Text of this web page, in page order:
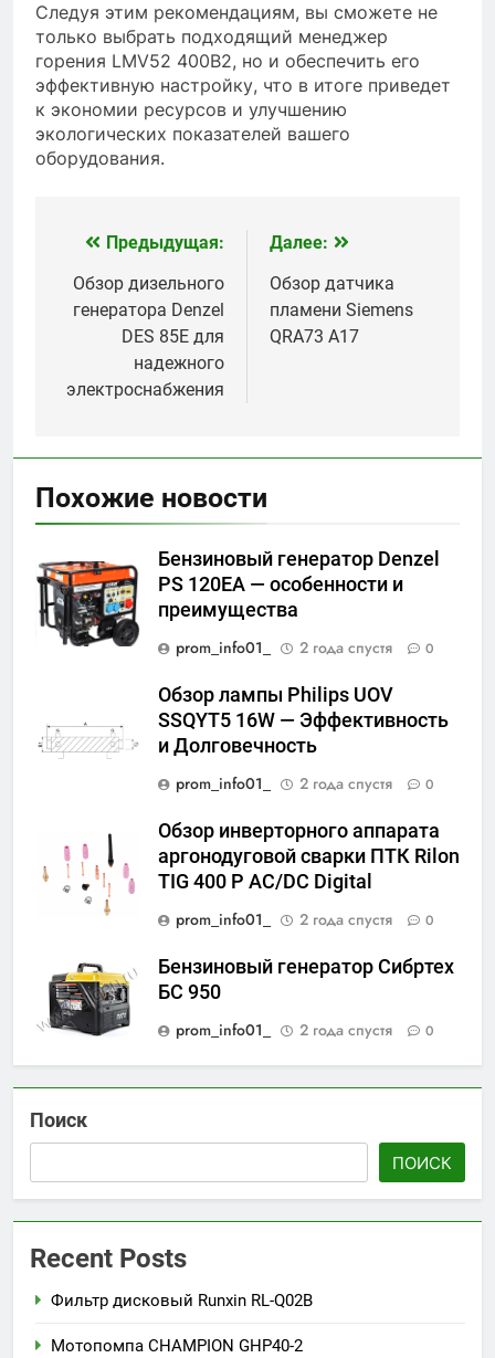
Следуя этим рекомендациям, вы сможете не
только выбрать подходящий менеджер
горения LMV52 400B2, но и обеспечить его
эффективную настройку, что в итоге приведет
к экономии ресурсов и улучшению
экологических показателей вашего
оборудования.
Навигация
по
записям
Предыдущая:
Обзор дизельного
генератора Denzel
DES 85E для
надежного
электроснабжения
Далее:
Обзор датчика
пламени Siemens
QRA73 A17
Похожие новости
Бензиновый генератор Denzel
PS 120EA — особенности и
преимущества
prom_info01_
2 года спустя 0
Обзор лампы Philips UOV
SSQYT5 16W — Эффективность
и Долговечность
prom_info01_
2 года спустя 0
Обзор инверторного аппарата
аргонодуговой сварки ПТК Rilon
TIG 400 P AC/DC Digital
prom_info01_
2 года спустя 0
Бензиновый генератор Сибртех
БС 950
prom_info01_
2 года спустя 0
Поиск
ПОИСК
Recent Posts
Фильтр дисковый Runxin RL-Q02B
Мотопомпа CHAMPION GHP40-2